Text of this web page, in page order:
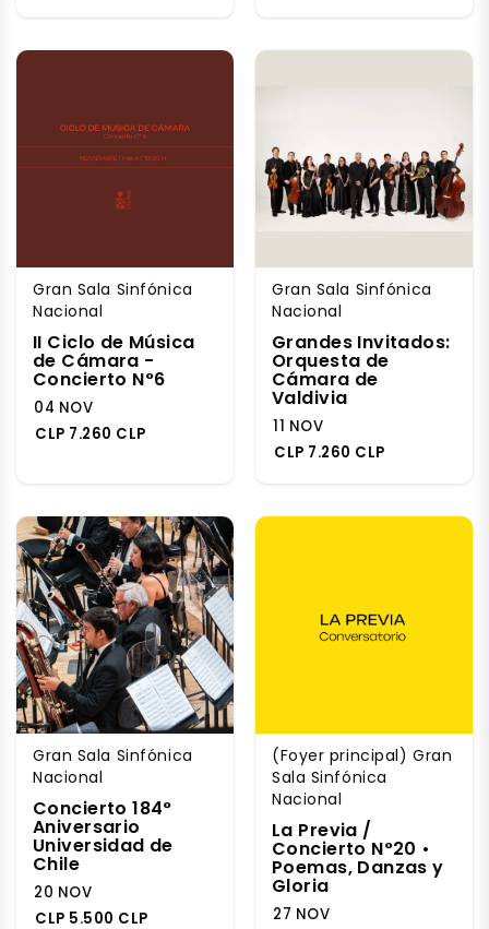
Gran Sala Sinfónica
Nacional
II Ciclo de Música
de Cámara -
Concierto N°6
04 NOV
CLP 7.260 CLP
Gran Sala Sinfónica
Nacional
Grandes Invitados:
Orquesta de
Cámara de
Valdivia
11 NOV
CLP 7.260 CLP
Gran Sala Sinfónica
Nacional
Concierto 184°
Aniversario
Universidad de
Chile
20 NOV
CLP 5.500 CLP
(Foyer principal) Gran
Sala Sinfónica
Nacional
La Previa /
Concierto N°20 •
Poemas, Danzas y
Gloria
27 NOV